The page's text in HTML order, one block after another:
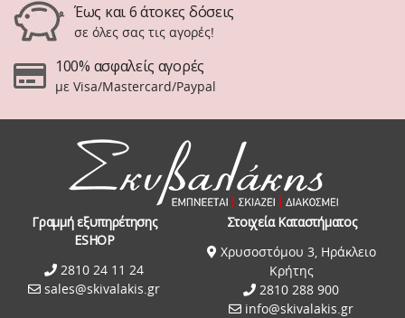
Έως και 6 άτοκες δόσεις
σε όλες σας τις αγορές!
100% ασφαλείς αγορές
με Visa/Mastercard/Paypal
Γραμμή εξυπηρέτησης
ESHOP
2810 24 11 24
sales@skivalakis.gr
Στοιχεία Καταστήματος
Χρυσοστόμου 3, Ηράκλειο
Κρήτης
2810 288 900
info@skivalakis.gr